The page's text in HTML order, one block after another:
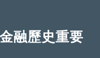
融歷史重要